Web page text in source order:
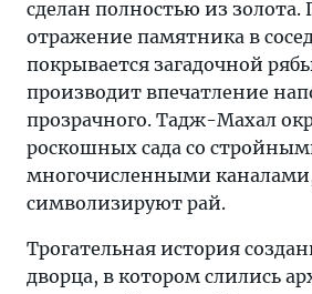
сделан полностью из
отражение памятника в
покрывается загадочной
производит впечатление
прозрачного. Тадж-Махал
роскошных сада со
многочисленными
символизируют рай.
Трогательная история
дворца, в котором слились